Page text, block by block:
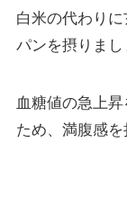
白米の代わり
パンを摂りまし
血糖値の急上
ため、満腹感を